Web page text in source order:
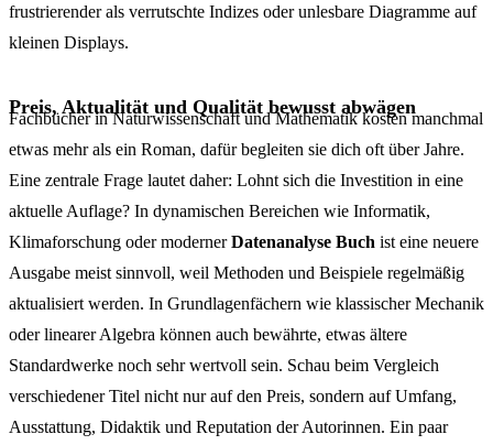
frustrierender als verrutschte Indizes oder unlesbare Diagramme auf
kleinen Displays.
Preis, Aktualität und Qualität bewusst abwägen
Fachbücher in Naturwissenschaft und Mathematik kosten manchmal
etwas mehr als ein Roman, dafür begleiten sie dich oft über Jahre.
Eine zentrale Frage lautet daher: Lohnt sich die Investition in eine
aktuelle Auflage? In dynamischen Bereichen wie Informatik,
Klimaforschung oder modernerDatenanalyse Buch ist eine neuere
Ausgabe meist sinnvoll, weil Methoden und Beispiele regelmäßig
aktualisiert werden. In Grundlagenfächern wie klassischer Mechanik
oder linearer Algebra können auch bewährte, etwas ältere
Standardwerke noch sehr wertvoll sein. Schau beim Vergleich
verschiedener Titel nicht nur auf den Preis, sondern auf Umfang,
Ausstattung, Didaktik und Reputation der Autorinnen. Ein paar